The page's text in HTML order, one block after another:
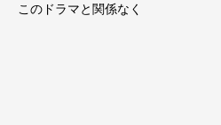
このドラマと関係なく